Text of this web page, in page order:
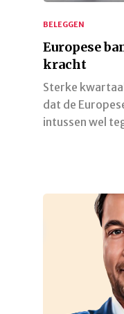
BELEGGEN
Europese
kracht
Sterke
dat de
intussen wel